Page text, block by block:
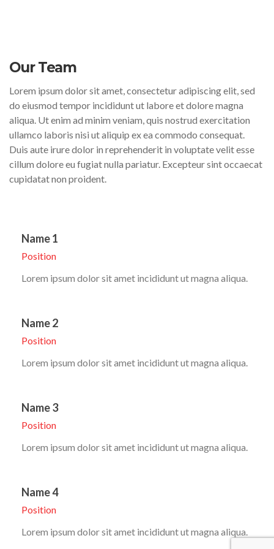
Our Team
Lorem ipsum dolor sit amet, consectetur adipiscing elit, sed
do eiusmod tempor incididunt ut labore et dolore magna
aliqua. Ut enim ad minim veniam, quis nostrud exercitation
ullamco laboris nisi ut aliquip ex ea commodo consequat.
Duis aute irure dolor in reprehenderit in voluptate velit esse
cillum dolore eu fugiat nulla pariatur. Excepteur sint occaecat
cupidatat non proident.
Name 1
Position
Lorem ipsum dolor sit amet incididunt ut magna aliqua.
Name 2
Position
Lorem ipsum dolor sit amet incididunt ut magna aliqua.
Name 3
Position
Lorem ipsum dolor sit amet incididunt ut magna aliqua.
Name 4
Position
Lorem ipsum dolor sit amet incididunt ut magna aliqua.